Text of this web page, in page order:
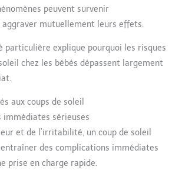
peuvent survenir
mutuellement leurs effets.
particulière explique pourquoi les risques
chez les bébés dépassent largement
aux coups de soleil
immédiates sérieuses
et de l’irritabilité, un coup de soleil
des complications immédiates
prise en charge rapide.